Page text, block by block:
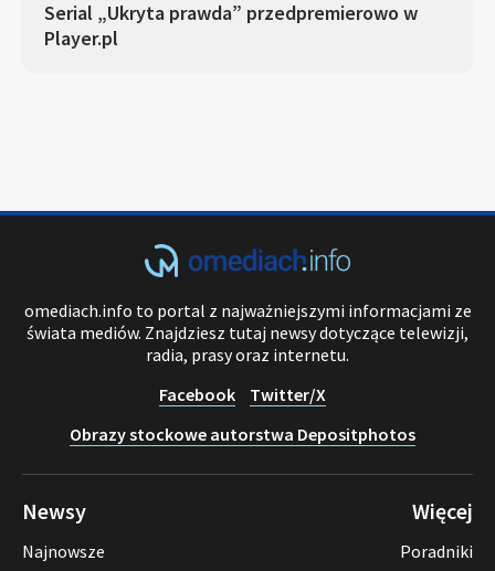
Serial „Ukryta prawda” przedpremierowo w
Player.pl
omediach.info to portal z najważniejszymi informacjami ze
świata mediów. Znajdziesz tutaj newsy dotyczące telewizji,
radia, prasy oraz internetu.
Facebook
Twitter/X
Obrazy stockowe autorstwa Depositphotos
Newsy
Najnowsze
Więcej
Poradniki